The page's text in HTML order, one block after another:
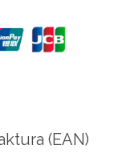
(EAN)